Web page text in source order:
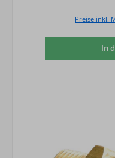
Preise inkl.
In